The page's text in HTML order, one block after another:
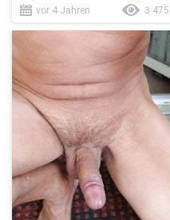
vor 4 Jahren
3 475